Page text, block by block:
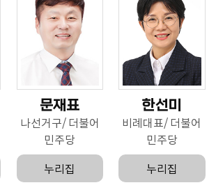
문재표
나선거구 더불어
민주당
누리집
한선미
비례대표 더불어
민주당
누리집